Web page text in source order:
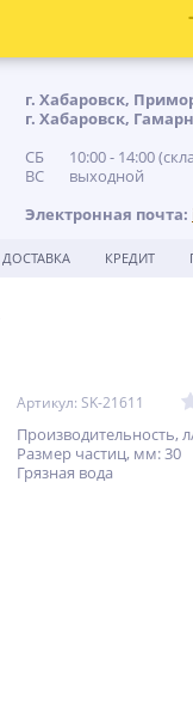
г. Хабаровск,
г. Хабаровск,
СБ 10:00 - 14:00
ВС выходной
Электронная почта:
ДОСТАВКА КРЕДИТ
Артикул: SK-21611
Производительность,
Размер частиц, мм: 30
Грязная вода